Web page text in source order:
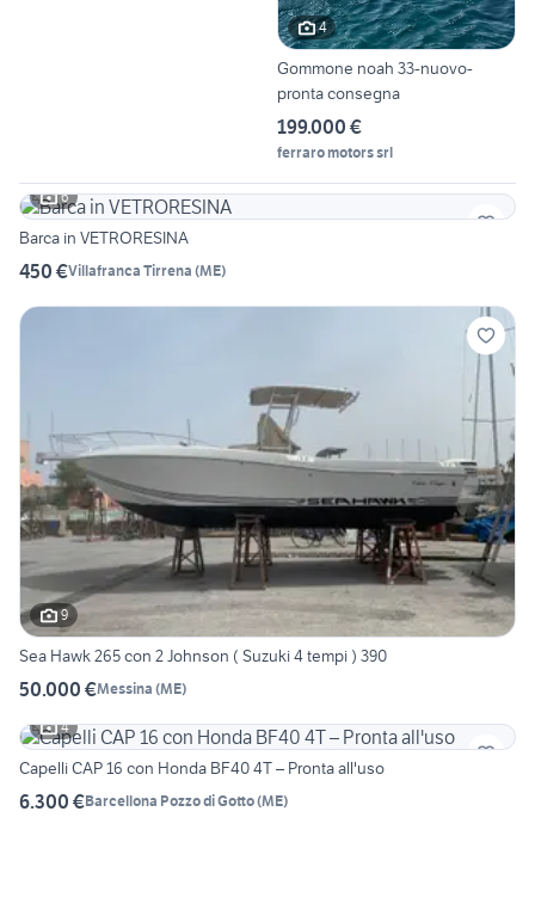
4
Gommone noah 33-nuovo-
pronta consegna
199.000 €
ferraro motors srl
6
Barca in VETRORESINA
450 €Villafranca Tirrena (ME)
9
Sea Hawk 265 con 2 Johnson ( Suzuki 4 tempi ) 390
50.000 €Messina (ME)
4
Capelli CAP 16 con Honda BF40 4T – Pronta all'uso
6.300 €Barcellona Pozzo di Gotto(ME)